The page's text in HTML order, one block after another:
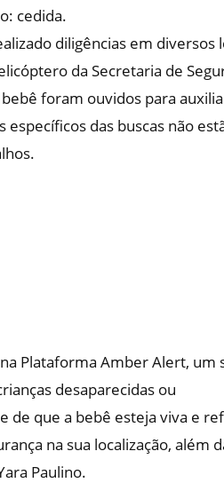
cedida.
diligências em diversos
da Secretaria de
foram ouvidos para
das buscas não
Plataforma Amber Alert, um
desaparecidas ou
de que a bebê esteja viva e
na sua localização, além
Paulino.